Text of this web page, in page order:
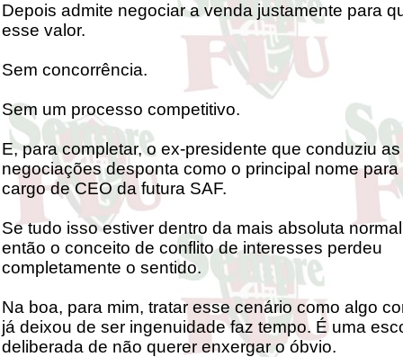
Depois admite negociar a venda justamente para
esse valor.
Sem concorrência.
Sem um processo competitivo.
E, para completar, o ex-presidente que conduziu
negociações desponta como o principal nome para
cargo de CEO da futura SAF.
Se tudo isso estiver dentro da mais absoluta
então o conceito de conflito de interesses perdeu
completamente o sentido.
Na boa, para mim, tratar esse cenário como algo
já deixou de ser ingenuidade faz tempo. É uma
deliberada de não querer enxergar o óbvio.